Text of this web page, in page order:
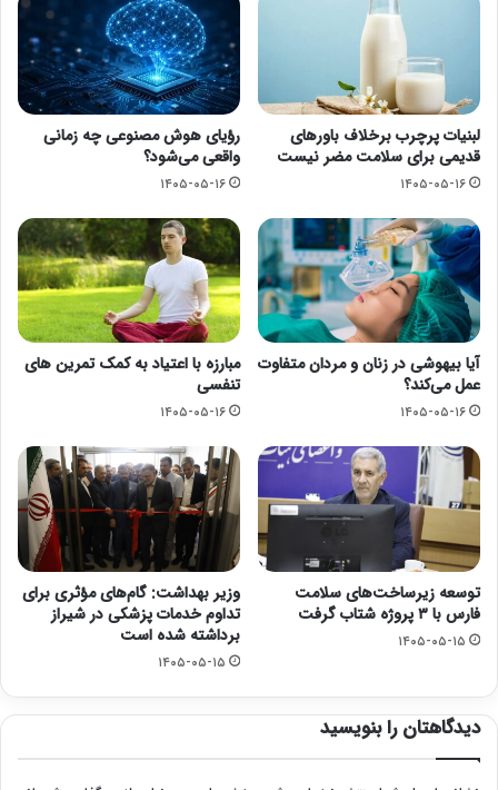
لبنیات پرچرب برخلاف باورهای
قدیمی برای سلامت مضر نیست
۱۴۰۵-۰۵-۱۶
رؤیای هوش مصنوعی چه زمانی
واقعی می‌شود؟
۱۴۰۵-۰۵-۱۶
آیا بیهوشی در زنان و مردان متفاوت
عمل می‌کند؟
۱۴۰۵-۰۵-۱۶
مبارزه با اعتیاد به کمک تمرین های
تنفسی
۱۴۰۵-۰۵-۱۶
توسعه زیرساخت‌های سلامت
فارس با ۳ پروژه شتاب گرفت
۱۴۰۵-۰۵-۱۵
وزیر بهداشت: گام‌های مؤثری برای
تداوم خدمات پزشکی در شیراز
برداشته شده است
۱۴۰۵-۰۵-۱۵
دیدگاهتان را بنویسید